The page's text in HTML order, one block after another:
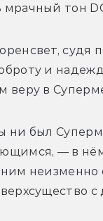
мрачный тон
судя
и
веру в
ни был
— в нём
неизменно